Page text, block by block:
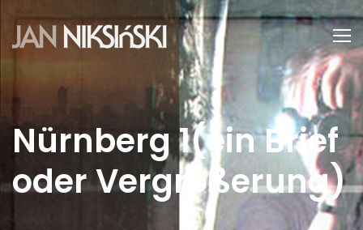
Nürnberg 1(ein Brief
oder Vergrößerung)